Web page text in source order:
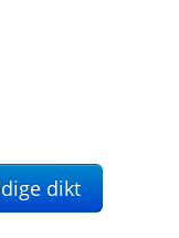
dikt